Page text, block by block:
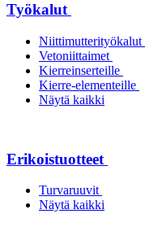
Työkalut
Niittimutterityökalut
Vetoniittaimet
Kierreinserteille
Kierre-elementeille
Näytä kaikki
Erikoistuotteet
Turvaruuvit
Näytä kaikki